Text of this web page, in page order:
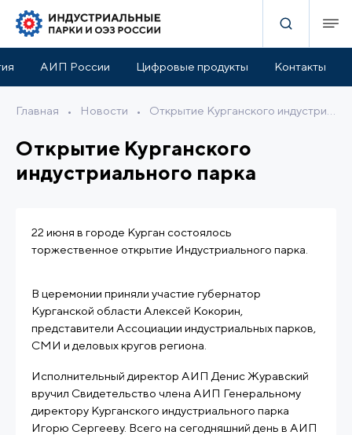
АИП России Цифровые продукты Контакты
Главная • Новости •
Открытие Курганского
индустриального парка
22 июня в городе Курган состоялось
торжественное открытие Индустриального парка.
В церемонии приняли участие губернатор
Курганской области Алексей Кокорин,
представители Ассоциации индустриальных парков,
СМИ и деловых кругов региона.
Исполнительный директор АИП Денис Журавский
вручил Свидетельство члена АИП Генеральному
директору Курганского индустриального парка
Игорю Сергееву. Всего на сегодняшний день в АИП